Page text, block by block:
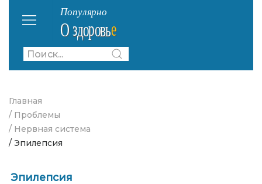
Главная
/ Проблемы
/ Нервная система
/ Эпилепсия
Эпилепсия